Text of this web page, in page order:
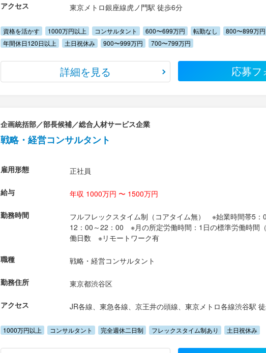
アクセス 東京メトロ銀座線虎ノ門駅 徒歩6分
資格を活かす 1000万円以上 コンサルタント 600〜699万円 転勤なし 800〜899万円
年間休日120日以上
土日祝休み 900〜999万円 700〜799万円
詳細を見る 応募フ
企画統括部／部長候補／総合人材サービス企業
戦略・経営コンサルタント
雇用形態 正社員
給与 年収 1000万円 〜 1500万円
勤務時間
フルフレックスタイム制（コアタイム無） ※始業時間帯5：
12：00～22：00 ※月の所定労働時間：1日の標準労働時間
働日数 ※リモートワーク有
職種 戦略・経営コンサルタント
勤務住所 東京都渋谷区
アクセス JR各線、東急各線、京王井の頭線、東京メトロ各線渋谷駅
1000万円以上 コンサルタント 完全週休二日制 フレックスタイム制あり 土日祝休み